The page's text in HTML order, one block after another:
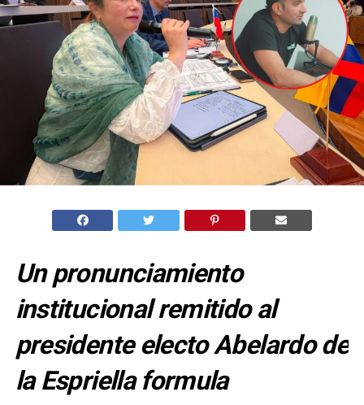
Un pronunciamiento
institucional remitido al
presidente electo Abelardo de
la Espriella formula